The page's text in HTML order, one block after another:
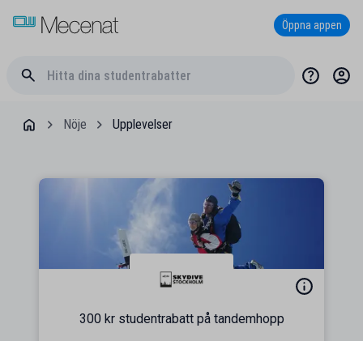
Öppna appen
Nöje Upplevelser
300 kr studentrabatt på tandemhopp